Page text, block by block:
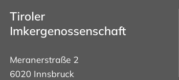
Tiroler
Imkergenossenschaft
Meranerstraße 2
6020 Innsbruck